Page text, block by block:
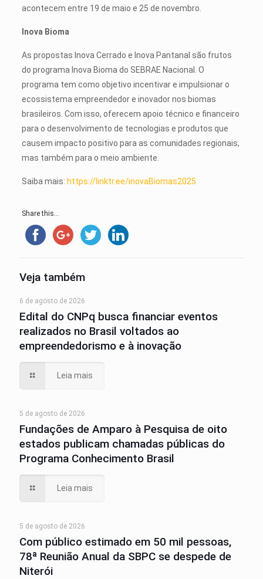
acontecem entre 19 de maio e 25 de novembro.
Inova Bioma
As propostas Inova Cerrado e Inova Pantanal são frutos
do programa Inova Bioma do SEBRAE Nacional. O
programa tem como objetivo incentivar e impulsionar o
ecossistema empreendedor e inovador nos biomas
brasileiros. Com isso, oferecem apoio técnico e financeiro
para o desenvolvimento de tecnologias e produtos que
causem impacto positivo para as comunidades regionais,
mas também para o meio ambiente.
Saiba mais: https://linktr.ee/inovaBiomas2025
Share this...
Veja também
6 de agosto de 2026
Edital do CNPq busca financiar eventos
realizados no Brasil voltados ao
empreendedorismo e à inovação
Leia mais
5 de agosto de 2026
Fundações de Amparo à Pesquisa de oito
estados publicam chamadas públicas do
Programa Conhecimento Brasil
Leia mais
5 de agosto de 2026
Com público estimado em 50 mil pessoas,
78ª Reunião Anual da SBPC se despede de
Niterói